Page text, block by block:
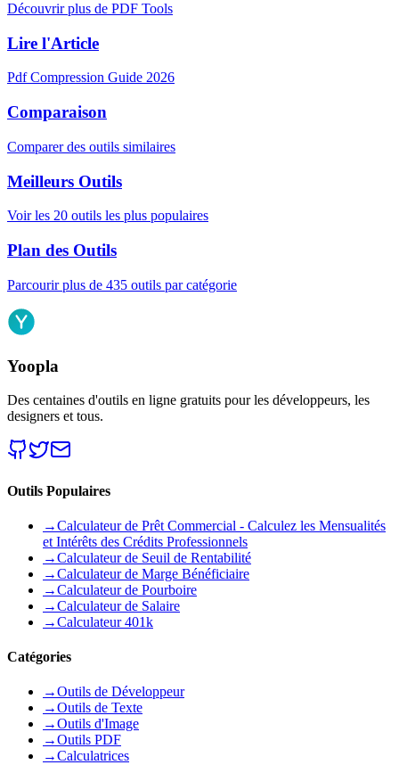
Découvrir plus de PDF Tools
Lire l'Article
Pdf Compression Guide 2026
Comparaison
Comparer des outils similaires
Meilleurs Outils
Voir les 20 outils les plus populaires
Plan des Outils
Parcourir plus de 435 outils par catégorie
Yoopla
Des centaines d'outils en ligne gratuits pour les développeurs, les
designers et tous.
Outils Populaires
→Calculateur de Prêt Commercial - Calculez les Mensualités
et Intérêts des Crédits Professionnels
→Calculateur de Seuil de Rentabilité
→Calculateur de Marge Bénéficiaire
→Calculateur de Pourboire
→Calculateur de Salaire
→Calculateur 401k
Catégories
→Outils de Développeur
→Outils de Texte
→Outils d'Image
→Outils PDF
→Calculatrices